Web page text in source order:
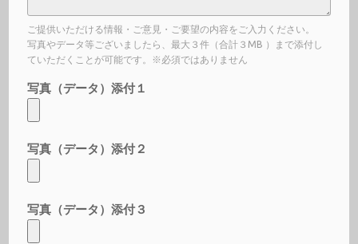
ご提供いただける情報・ご意見・ご要望の内容をご入力ください。
写真やデータ等ございましたら、最大３件（合計３MB ）まで添付し
ていただくことが可能です。※必須ではありません
写真（データ）添付１
写真（データ）添付２
写真（データ）添付３